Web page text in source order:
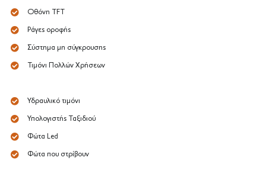
Οθόνη TFT
Ράγες οροφής
Σύστημα μη σύγκρουσης
Τιμόνι Πολλών Χρήσεων
Υδραυλικό τιμόνι
Υπολογιστής Ταξιδιού
Φώτα Led
Φώτα που στρίβουν